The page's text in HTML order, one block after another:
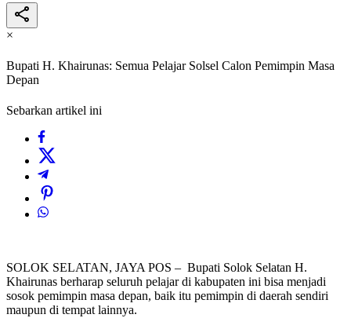
×
Bupati H. Khairunas: Semua Pelajar Solsel Calon Pemimpin Masa
Depan
Sebarkan artikel ini
SOLOK SELATAN, JAYA POS – Bupati Solok Selatan H.
Khairunas berharap seluruh pelajar di kabupaten ini bisa menjadi
sosok pemimpin masa depan, baik itu pemimpin di daerah sendiri
maupun di tempat lainnya.